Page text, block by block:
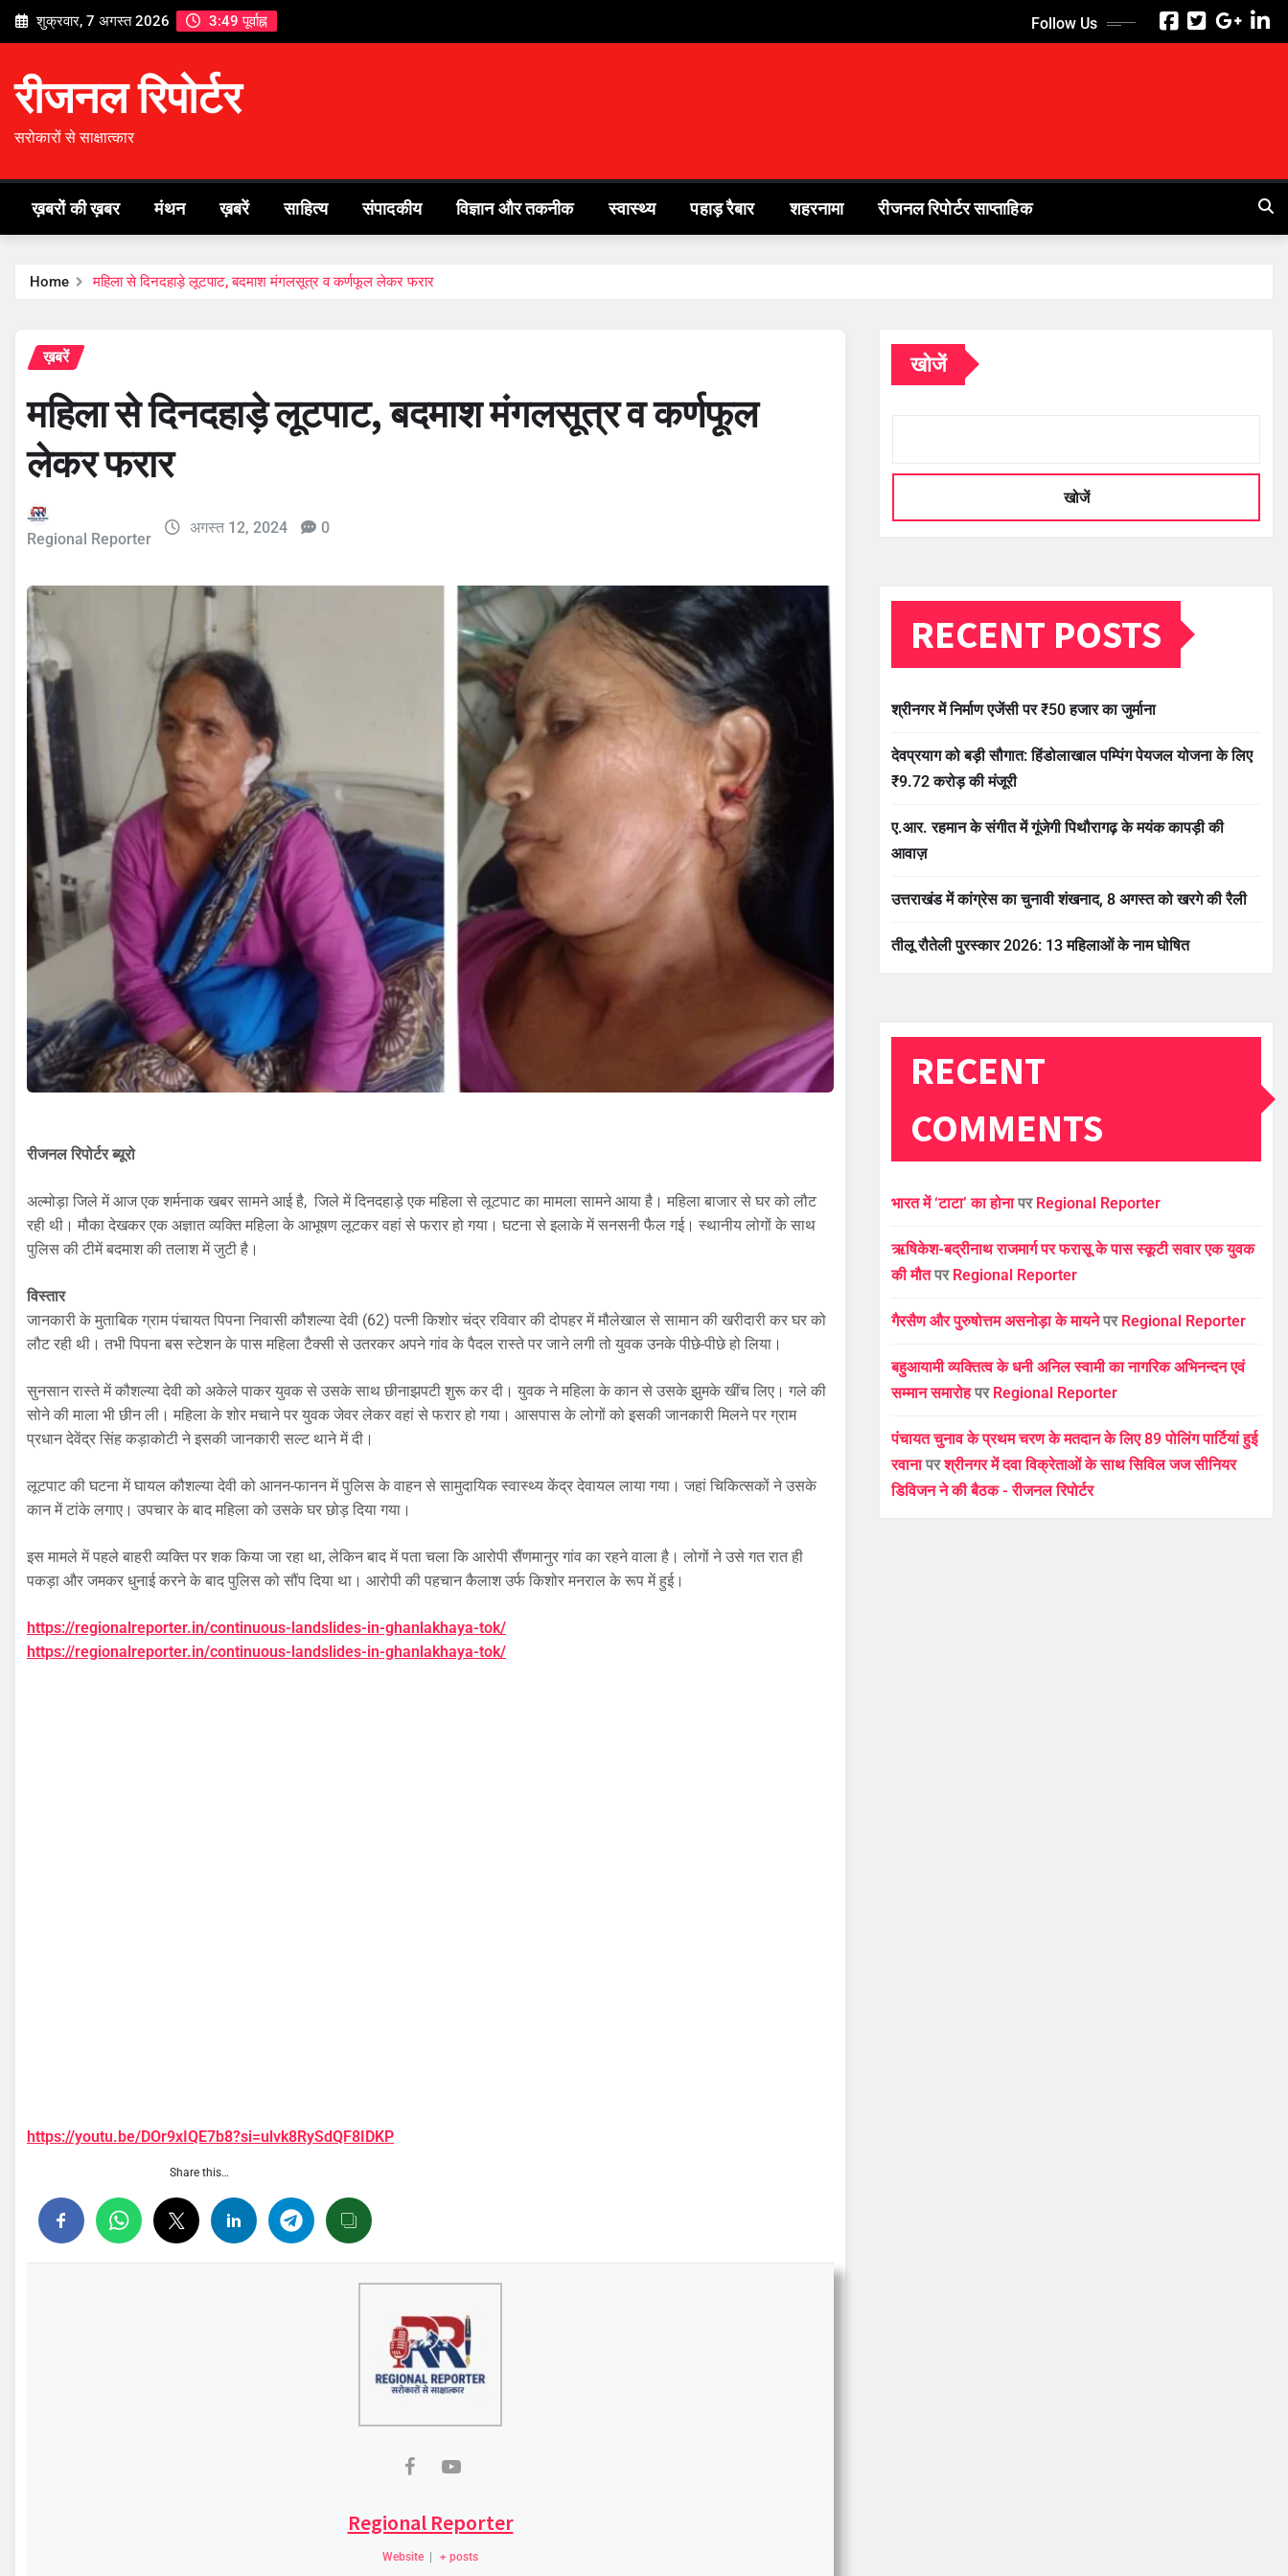
Skip
शुक्रवार, 7 अगस्त 2026 3:49 पूर्वाह्न Follow Us
रीजनल रिपोर्टर
सरोकारों से साक्षात्कार
ख़बरों की ख़बर मंथन ख़बरें साहित्य संपादकीय विज्ञान और तकनीक स्वास्थ्य पहाड़ रैबार शहरनामा रीजनल रिपोर्टर साप्ताहिक
Home महिला से दिनदहाड़े लूटपाट, बदमाश मंगलसूत्र व कर्णफूल लेकर फरार
ख़बरें
महिला से दिनदहाड़े लूटपाट, बदमाश मंगलसूत्र व कर्णफूल
लेकर फरार
Regional Reporter
अगस्त 12, 2024 0
रीजनल रिपोर्टर ब्यूरो
अल्मोड़ा जिले में आज एक शर्मनाक खबर सामने आई है, जिले में दिनदहाड़े एक महिला से लूटपाट का मामला सामने आया है। महिला बाजार से घर को लौट
रही थी। मौका देखकर एक अज्ञात व्यक्ति महिला के आभूषण लूटकर वहां से फरार हो गया। घटना से इलाके में सनसनी फैल गई। स्थानीय लोगों के साथ
पुलिस की टीमें बदमाश की तलाश में जुटी है।
विस्तार
जानकारी के मुताबिक ग्राम पंचायत पिपना निवासी कौशल्या देवी (62) पत्नी किशोर चंद्र रविवार की दोपहर में मौलेखाल से सामान की खरीदारी कर घर को
लौट रही थी। तभी पिपना बस स्टेशन के पास महिला टैक्सी से उतरकर अपने गांव के पैदल रास्ते पर जाने लगी तो युवक उनके पीछे-पीछे हो लिया।
सुनसान रास्ते में कौशल्या देवी को अकेले पाकर युवक से उसके साथ छीनाझपटी शुरू कर दी। युवक ने महिला के कान से उसके झुमके खींच लिए। गले की
सोने की माला भी छीन ली। महिला के शोर मचाने पर युवक जेवर लेकर वहां से फरार हो गया। आसपास के लोगों को इसकी जानकारी मिलने पर ग्राम
प्रधान देवेंद्र सिंह कड़ाकोटी ने इसकी जानकारी सल्ट थाने में दी।
लूटपाट की घटना में घायल कौशल्या देवी को आनन-फानन में पुलिस के वाहन से सामुदायिक स्वास्थ्य केंद्र देवायल लाया गया। जहां चिकित्सकों ने उसके
कान में टांके लगाए। उपचार के बाद महिला को उसके घर छोड़ दिया गया।
इस मामले में पहले बाहरी व्यक्ति पर शक किया जा रहा था, लेकिन बाद में पता चला कि आरोपी सैंणमानुर गांव का रहने वाला है। लोगों ने उसे गत रात ही
पकड़ा और जमकर धुनाई करने के बाद पुलिस को सौंप दिया था। आरोपी की पहचान कैलाश उर्फ किशोर मनराल के रूप में हुई।
https://regionalreporter.in/continuous-landslides-in-ghanlakhaya-tok/
https://regionalreporter.in/continuous-landslides-in-ghanlakhaya-tok/
https://youtu.be/DOr9xIQE7b8?si=ulvk8RySdQF8IDKP
Share this…
Regional Reporter
Website + posts
खोजें
खोजें
RECENT POSTS
श्रीनगर में निर्माण एजेंसी पर ₹50 हजार का जुर्माना
देवप्रयाग को बड़ी सौगात: हिंडोलाखाल पम्पिंग पेयजल योजना के लिए
₹9.72 करोड़ की मंजूरी
ए.आर. रहमान के संगीत में गूंजेगी पिथौरागढ़ के मयंक कापड़ी की
आवाज़
उत्तराखंड में कांग्रेस का चुनावी शंखनाद, 8 अगस्त को खरगे की रैली
तीलू रौतेली पुरस्कार 2026: 13 महिलाओं के नाम घोषित
RECENT
COMMENTS
भारत में ‘टाटा’ का होनापर Regional Reporter
ऋषिकेश-बद्रीनाथ राजमार्ग पर फरासू के पास स्कूटी सवार एक युवक
की मौतपर Regional Reporter
गैरसैण और पुरुषोत्तम असनोड़ा के मायनेपर Regional Reporter
बहुआयामी व्यक्तित्व के धनी अनिल स्वामी का नागरिक अभिनन्दन एवं
सम्मान समारोहपर Regional Reporter
पंचायत चुनाव के प्रथम चरण के मतदान के लिए 89 पोलिंग पार्टियां हुई
रवानापरश्रीनगर में दवा विक्रेताओं के साथ सिविल जज सीनियर
डिविजन ने की बैठक - रीजनल रिपोर्टर